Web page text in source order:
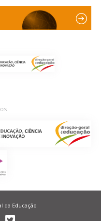
da Educação